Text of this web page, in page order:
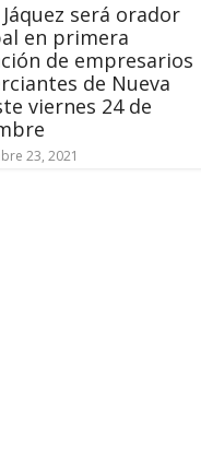
será orador
en primera
de empresarios
de Nueva
viernes 24 de
23, 2021